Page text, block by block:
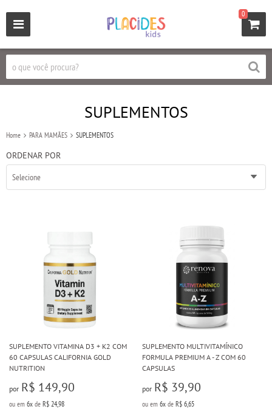
0
SUPLEMENTOS
Home PARA MAMÃES SUPLEMENTOS
ORDENAR POR
Selecione
SUPLEMENTO VITAMINA D3 + K2 COM
60 CAPSULAS CALIFORNIA GOLD
NUTRITION
por R$ 149,90
ou em 6x de R$ 24,98
SUPLEMENTO MULTIVITAMÍNICO
FORMULA PREMIUM A - Z COM 60
CAPSULAS
por R$ 39,90
ou em 6x de R$ 6,65